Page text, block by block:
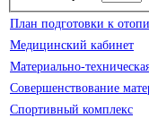
План подготовки к
Медицинский кабинет
Материально-
Совершенствование
Спортивный комплекс